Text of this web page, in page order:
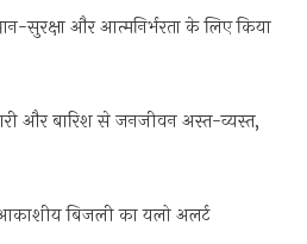
सुरक्षा और आत्मनिर्भरता के लिए किया
और बारिश से जनजीवन अस्त-व्यस्त,
बिजली का यलो अलर्ट